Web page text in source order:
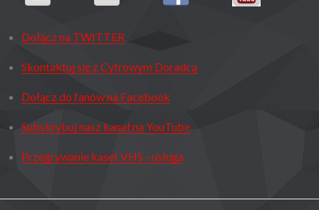
Dołącz na TWITTER
Skontaktuj się z Cyfrowym Doradcą
Dołącz do fanów na Facebook
Subskrybuj nasz kanał na YouTube
Przegrywanie kaset VHS - usługa